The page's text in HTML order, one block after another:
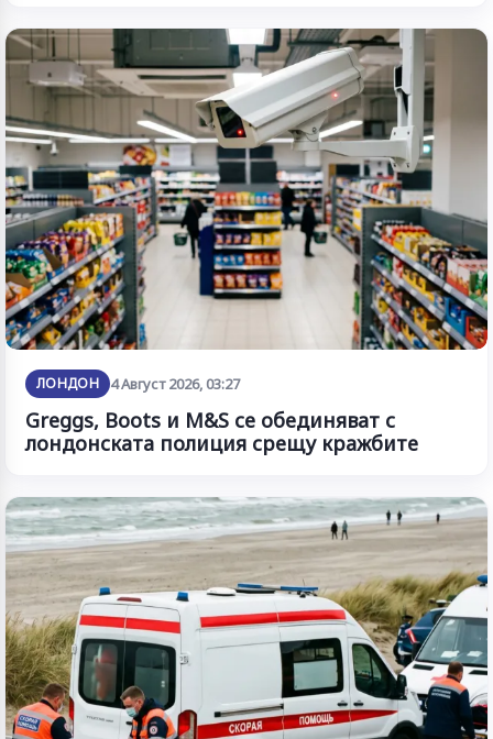
ЛОНДОН 4 Август 2026, 03:27
Greggs, Boots и M&S се обединяват с
лондонската полиция срещу кражбите